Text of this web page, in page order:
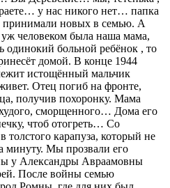
у нас никого нет… папка
новых в семью. А
человеком была наша мама,
одинокий больной ребёнок , то
домой. В конце 1944
истощённый мальчик
Отец погиб на фронте,
получив похоронку. Мама
сморщенного… Дома его
чтоб отогреть… Со
толстого карапуза, который не
минуту. Мы прозвали его
у Александры Авраамовны
После войны семью